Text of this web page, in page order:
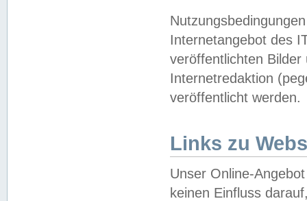
Internetangebot des
veröffentlichten
Internetredaktion
veröffentlicht werden.
Links zu
Unser Online-
keinen Einfluss